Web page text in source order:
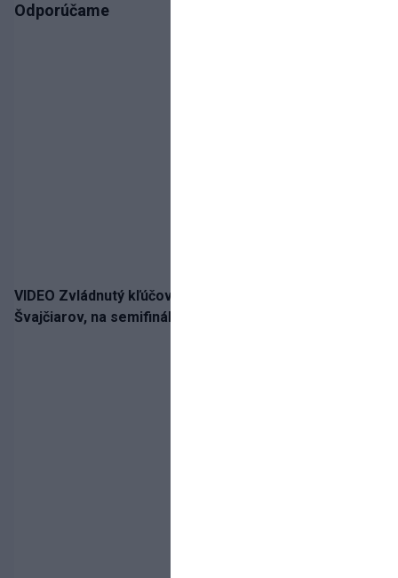
Odporúčame
VIDEO Zvládnutý kľúčový krok! Osemnástka zdolala
Švajčiarov, na semifinále potrebuje pomoc favorita